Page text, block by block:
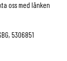
oss med länken
5306851